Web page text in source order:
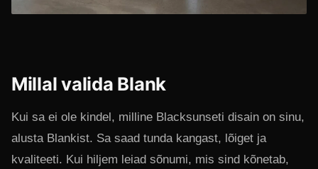
Millal valida Blank
Kui sa ei ole kindel, milline Blacksunseti disain on sinu,
alusta Blankist. Sa saad tunda kangast, lõiget ja
kvaliteeti. Kui hiljem leiad sõnumi, mis sind kõnetab,